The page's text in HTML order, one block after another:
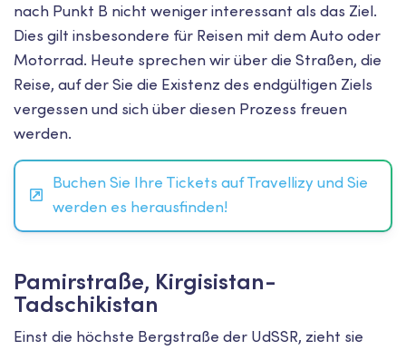
nach Punkt B nicht weniger interessant als das Ziel.
Dies gilt insbesondere für Reisen mit dem Auto oder
Motorrad. Heute sprechen wir über die Straßen, die
Reise, auf der Sie die Existenz des endgültigen Ziels
vergessen und sich über diesen Prozess freuen
werden.
Buchen Sie Ihre Tickets auf Travellizy und Sie
werden es herausfinden!
Pamirstraße, Kirgisistan-
Tadschikistan
Einst die höchste Bergstraße der UdSSR, zieht sie